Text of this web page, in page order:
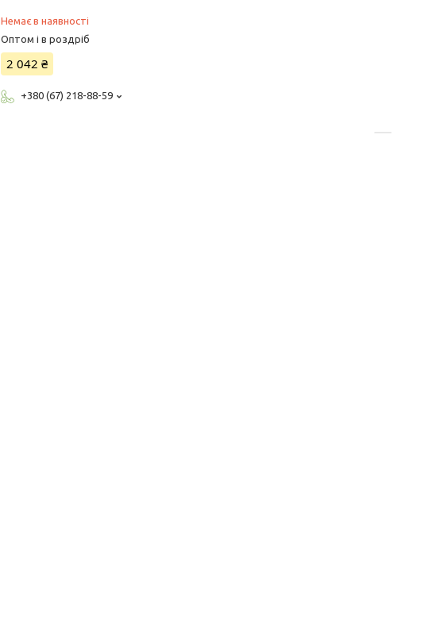
Немає в наявності
Оптом і в роздріб
2 042 ₴
+380 (67) 218-88-59